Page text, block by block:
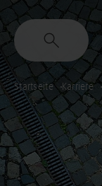
Startseite Karriere